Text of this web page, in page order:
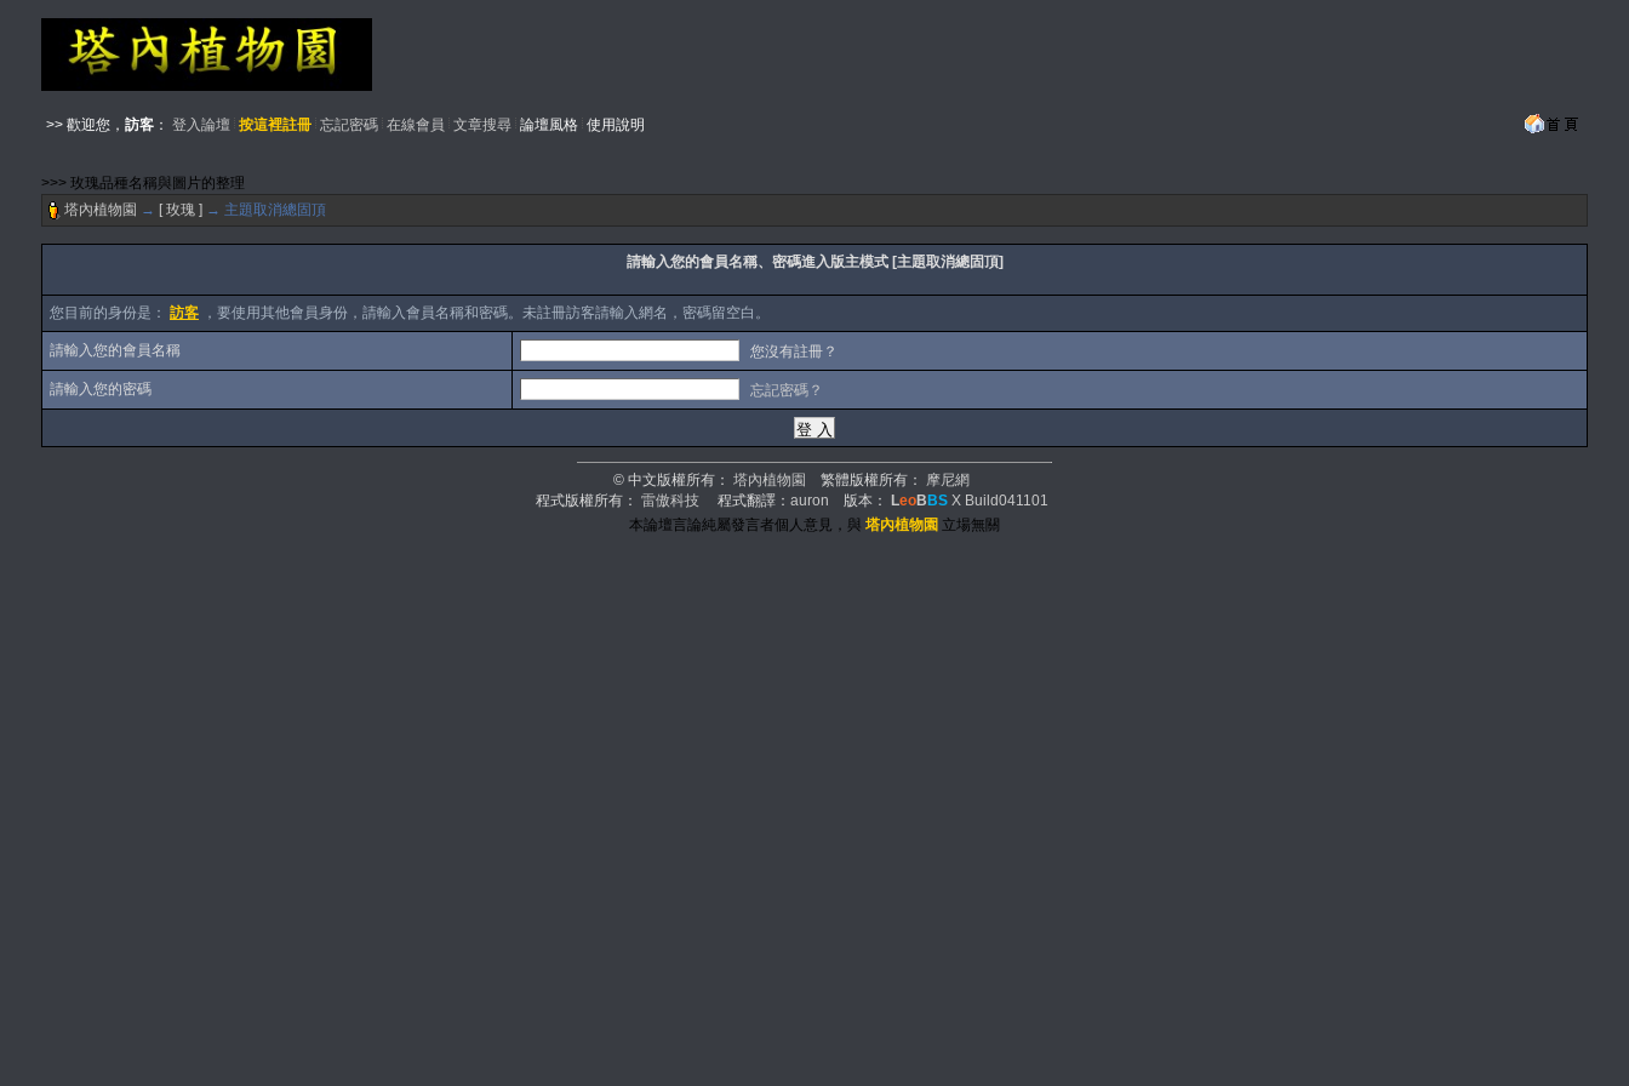
>> 歡迎您， 訪客 ： 登入論壇 按這裡註冊 忘記密碼 在線會員 文章搜尋 論壇風格 使用說明
>>> 玫瑰品種名稱與圖片的整理
塔內植物園 → [ 玫瑰 ] → 主題取消總固頂
請輸入您的會員名稱、密碼進入版主模式 [主題取消總固頂]
您目前的身份是： 訪客 ，要使用其他會員身份，請輸入會員名稱和密碼。未註冊訪客請輸入網名，密碼留空白。
請輸入您的會員名稱 您沒有註冊？
請輸入您的密碼 忘記密碼？
© 中文版權所有： 塔內植物園 繁體版權所有： 摩尼網
程式版權所有： 雷傲科技程式翻譯： auron 版本： LeoB BSX Build041101
本論壇言論純屬發言者個人意見，與 塔內植物園 立場無關